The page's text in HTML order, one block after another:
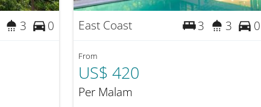
3 0 East Coast 3 3 0
From
US$ 420
Per Malam